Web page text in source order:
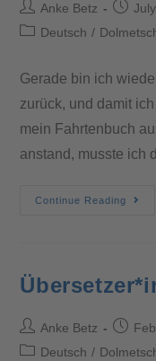
Anke Betz
Deutsch /
Gerade bin ich
zurück, und damit
mein Fahrtenbuch
anstand, musste ich
Continue Reading
Anke Betz
Deutsch /